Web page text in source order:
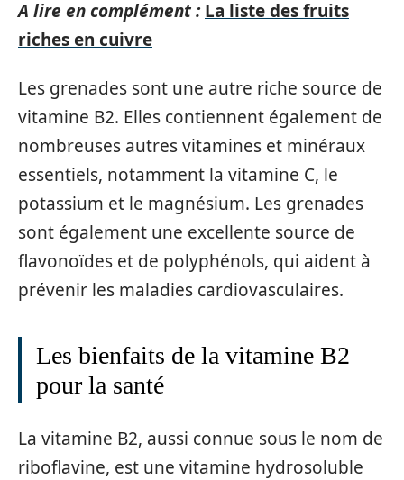
A lire en complément : La liste des fruits
riches en cuivre
Les grenades sont une autre riche source de
vitamine B2. Elles contiennent également de
nombreuses autres vitamines et minéraux
essentiels, notamment la vitamine C, le
potassium et le magnésium. Les grenades
sont également une excellente source de
flavonoïdes et de polyphénols, qui aident à
prévenir les maladies cardiovasculaires.
Les bienfaits de la vitamine B2
pour la santé
La vitamine B2, aussi connue sous le nom de
riboflavine, est une vitamine hydrosoluble